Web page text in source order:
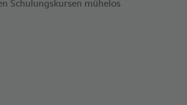
Schulungskursen mühelos